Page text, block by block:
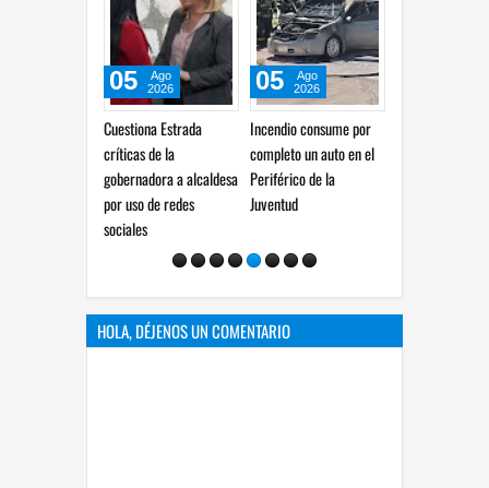
Cuestiona Estrada
críticas de la
gobernadora a alcaldesa
por uso de redes
Ago
2026
Incendio consume por
completo un auto en el
Periférico de la
05
Ago
2026
El derecho de las
audiencias no es
05
HOLA, DÉJENOS UN COMENTARIO